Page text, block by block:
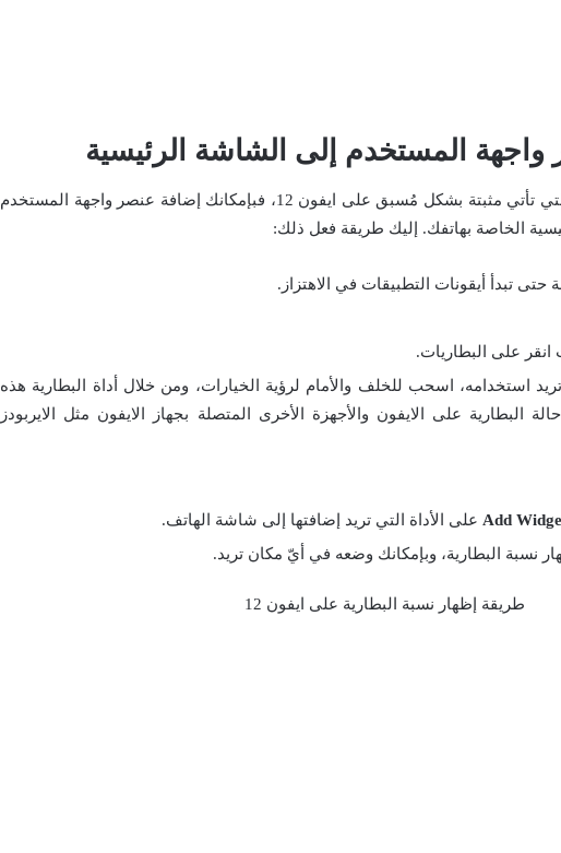
المستخدم إلى الشاشة الرئيسية
والتي تأتي مثبتة بشكل مُسبق على ايفون 12، فبإمكانك إضافة عنصر واجهة المستخدم
الخاصة بهاتفك. إليك طريقة فعل ذلك:
تبدأ أيقونات التطبيقات في الاهتزاز.
انقر على البطاريات.
استخدامه، اسحب للخلف والأمام لرؤية الخيارات، ومن خلال أداة البطارية هذه
على الايفون والأجهزة الأخرى المتصلة بجهاز الايفون مثل الايربودز
Add على الأداة التي تريد إضافتها إلى شاشة الهاتف.
نسبة البطارية، وبإمكانك وضعه في أيّ مكان تريد.